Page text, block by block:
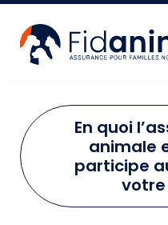
Aller au contenu principal
En quoi
animale
participe